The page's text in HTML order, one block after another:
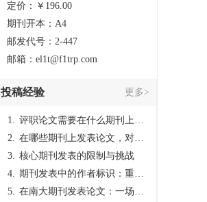
定价：￥196.00
期刊开本：A4
邮发代号：2-447
邮箱：el1t@f1trp.com
投稿经验 更多>
1. 评职论文需要在什么期刊上发表？
2. 在哪些期刊上发表论文，对考研有优势？
3. 核心期刊发表的限制与挑战
4. 期刊发表中的作者标识：重要性与实践
5. 在南大期刊发表论文：一场知识探索与学术成就的旅程